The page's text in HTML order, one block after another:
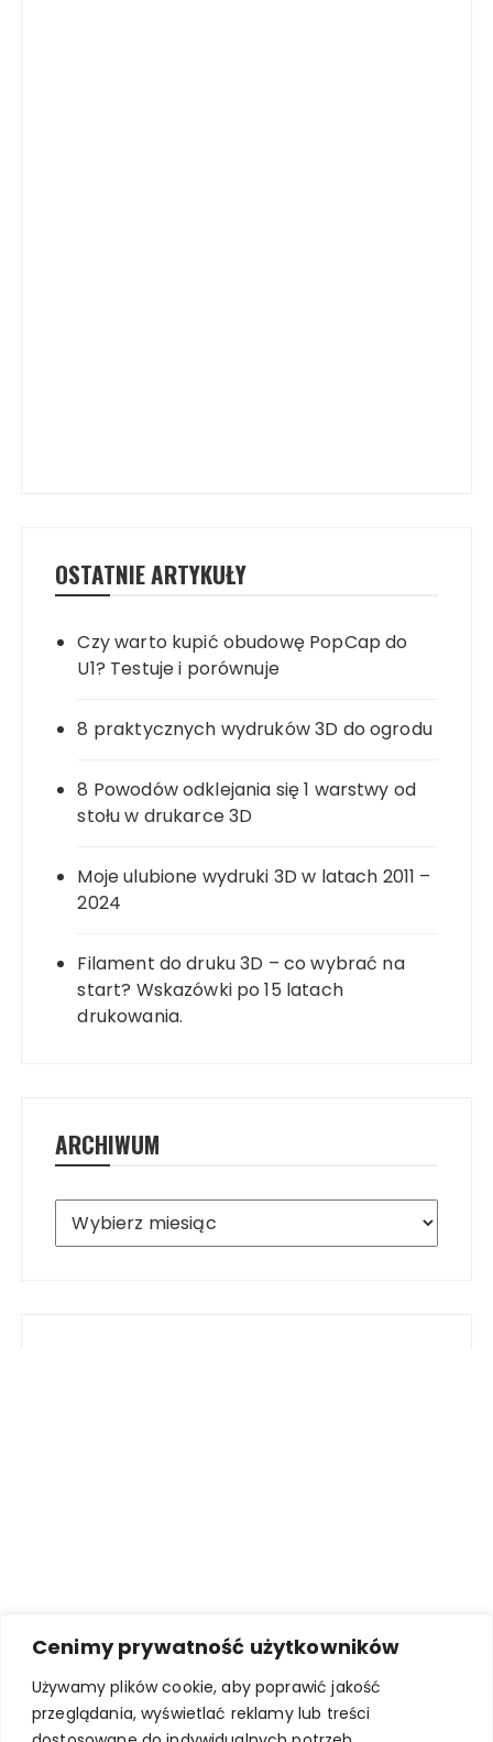
Cenimy prywatność użytkowników
Używamy plików cookie, aby poprawić jakość
przeglądania, wyświetlać reklamy lub treści
OSTATNIE ARTYKUŁY
Czy warto kupić obudowę PopCap do
U1? Testuje i porównuje
8 praktycznych wydruków 3D do ogrodu
8 Powodów odklejania się 1 warstwy od
stołu w drukarce 3D
Moje ulubione wydruki 3D w latach 2011 –
2024
Filament do druku 3D – co wybrać na
start? Wskazówki po 15 latach
drukowania.
ARCHIWUM
Archiwum